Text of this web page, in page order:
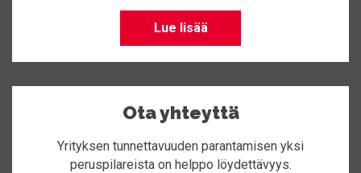
Lue lisää
Ota yhteyttä
Yrityksen tunnettavuuden parantamisen yksi
peruspilareista on helppo löydettävyys.